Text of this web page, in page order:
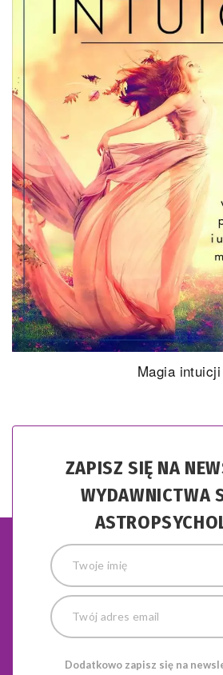
Magia intuicji
ZAPISZ SIĘ NA
WYDAWNICTWA
Dodatkowo zapisz się na